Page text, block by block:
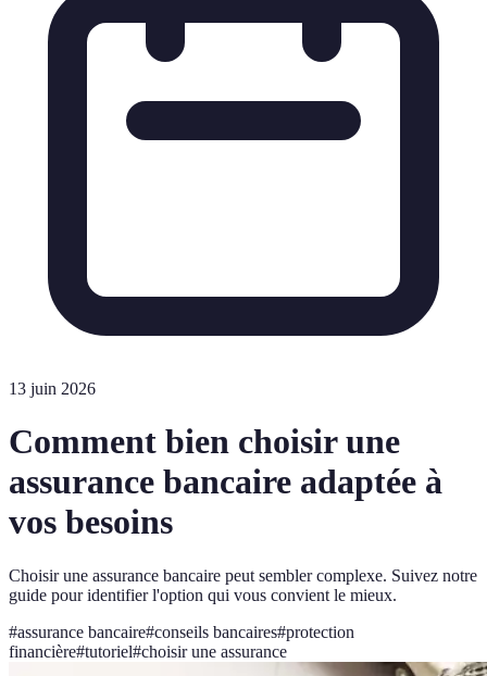
13 juin 2026
Comment bien choisir une
assurance bancaire adaptée à
vos besoins
Choisir une assurance bancaire peut sembler complexe. Suivez notre
guide pour identifier l'option qui vous convient le mieux.
#assurance bancaire#conseils bancaires#protection
financière#tutoriel#choisir une assurance